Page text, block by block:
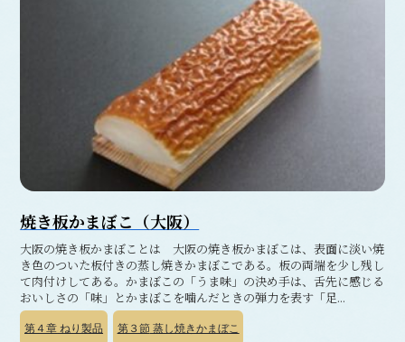
焼き板かまぼこ（大阪）
大阪の焼き板かまぼことは 大阪の焼き板かまぼこは、表面に淡い焼
き色のついた板付きの蒸し焼きかまぼこである。板の両端を少し残し
て肉付けしてある。かまぼこの「うま味」の決め手は、舌先に感じる
おいしさの「味」とかまぼこを噛んだときの弾力を表す「足...
第４章 ねり製品 第３節蒸し焼きかまぼこ